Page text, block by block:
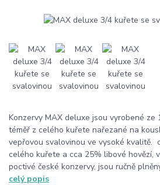
Konzervy MAX deluxe jsou vyrobené ze
téměř z celého kuřete nařezané na
vepřovou svalovinou ve vysoké kvalitě.
celého kuřete a cca 25% libové hovězí,
poctivé české konzervy, jsou ručně
celý popis